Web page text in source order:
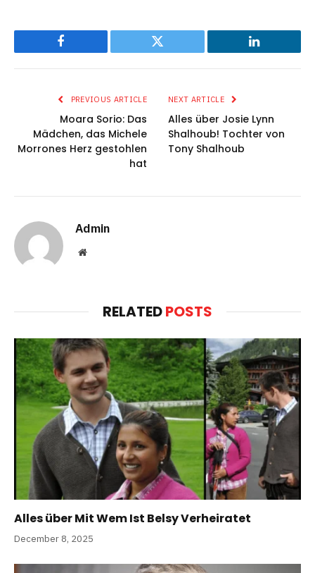
Facebook Twitter LinkedIn
PREVIOUS ARTICLE
Moara Sorio: Das
Mädchen, das Michele
Morrones Herz gestohlen
hat
NEXT ARTICLE
Alles über Josie Lynn
Shalhoub! Tochter von
Tony Shalhoub
Admin
Website
RELATEDPOSTS
Alles über Mit Wem Ist Belsy Verheiratet
December 8, 2025